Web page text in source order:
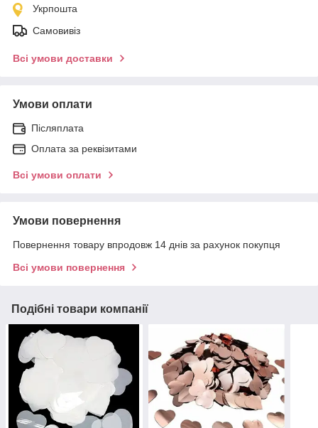
Укрпошта
Самовивіз
Всі умови доставки
Умови оплати
Післяплата
Оплата за реквізитами
Всі умови оплати
Умови повернення
Повернення товару впродовж 14 днів за рахунок покупця
Всі умови повернення
Подібні товари компанії